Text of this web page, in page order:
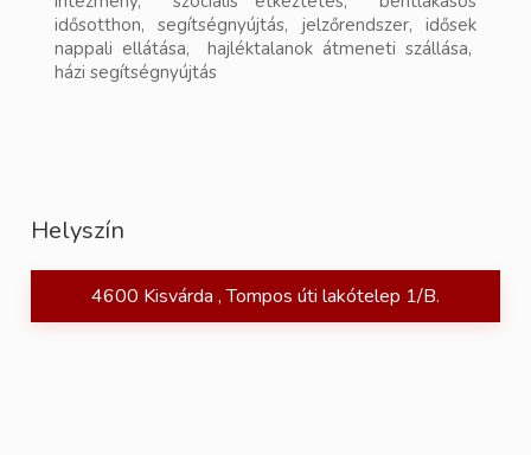
idősotthon, segítségnyújtás, jelzőrendszer, idősek
nappali ellátása, hajléktalanok átmeneti szállása,
házi segítségnyújtás
Helyszín
4600 Kisvárda , Tompos úti lakótelep 1/B.